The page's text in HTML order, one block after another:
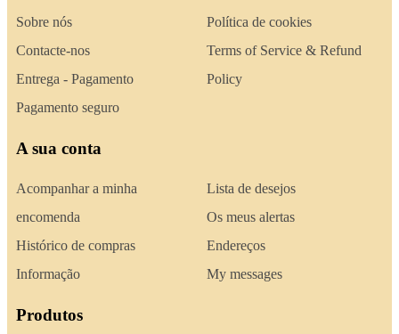
Sobre nós
Contacte-nos
Entrega - Pagamento
Pagamento seguro
Política de cookies
Terms of Service & Refund
Policy
A sua conta
Acompanhar a minha
encomenda
Histórico de compras
Informação
Lista de desejos
Os meus alertas
Endereços
My messages
Produtos